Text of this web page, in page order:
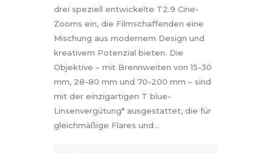
drei speziell entwickelte T2.9 Cine-
Zooms ein, die Filmschaffenden eine
Mischung aus modernem Design und
kreativem Potenzial bieten. Die
Objektive – mit Brennweiten von 15-30
mm, 28-80 mm und 70-200 mm – sind
mit der einzigartigen T blue-
Linsenvergütung* ausgestattet, die für
gleichmäßige Flares und…